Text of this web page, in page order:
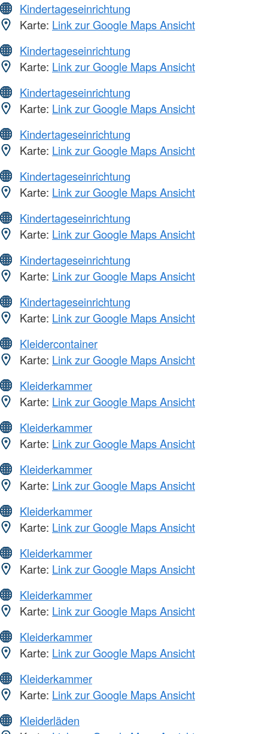
Kindertageseinrichtung
Karte: Link zur Google Maps Ansicht
Kindertageseinrichtung
Karte: Link zur Google Maps Ansicht
Kindertageseinrichtung
Karte: Link zur Google Maps Ansicht
Kindertageseinrichtung
Karte: Link zur Google Maps Ansicht
Kindertageseinrichtung
Karte: Link zur Google Maps Ansicht
Kindertageseinrichtung
Karte: Link zur Google Maps Ansicht
Kindertageseinrichtung
Karte: Link zur Google Maps Ansicht
Kindertageseinrichtung
Karte: Link zur Google Maps Ansicht
Kleidercontainer
Karte: Link zur Google Maps Ansicht
Kleiderkammer
Karte: Link zur Google Maps Ansicht
Kleiderkammer
Karte: Link zur Google Maps Ansicht
Kleiderkammer
Karte: Link zur Google Maps Ansicht
Kleiderkammer
Karte: Link zur Google Maps Ansicht
Kleiderkammer
Karte: Link zur Google Maps Ansicht
Kleiderkammer
Karte: Link zur Google Maps Ansicht
Kleiderkammer
Karte: Link zur Google Maps Ansicht
Kleiderkammer
Karte: Link zur Google Maps Ansicht
Kleiderläden